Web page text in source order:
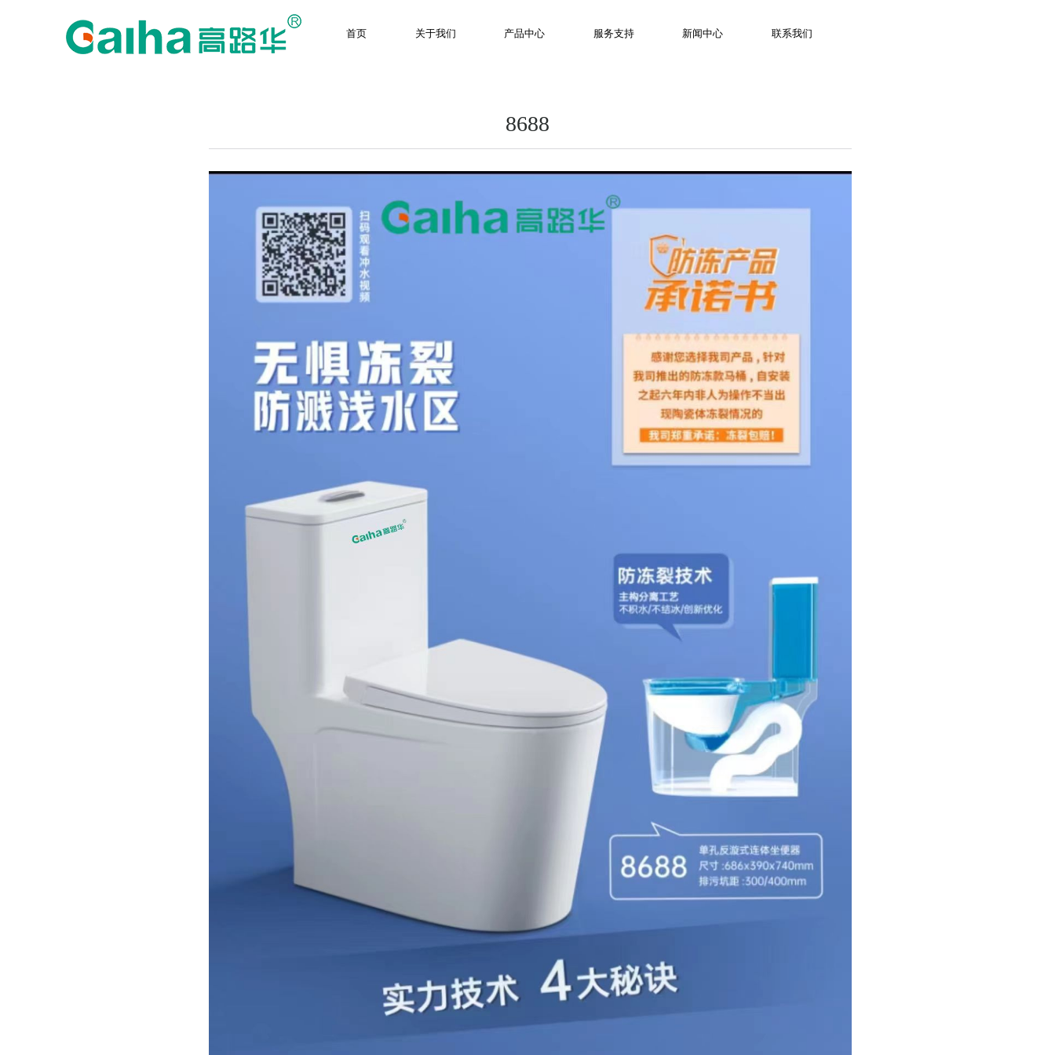
首页 关于我们 产品中心 服务支持 新闻中心 联系我们
8688